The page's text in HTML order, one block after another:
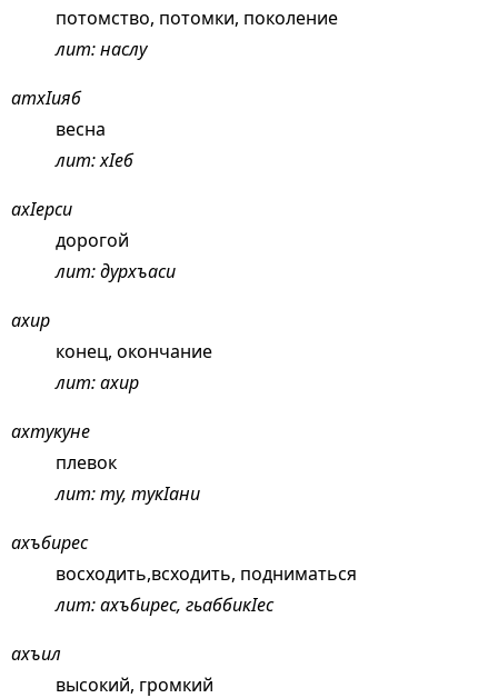
потомство, потомки, поколение
лит: наслу
атхIияб
весна
лит: хIеб
ахIерси
дорогой
лит: дурхъаси
ахир
конец, окончание
лит: ахир
ахтукуне
плевок
лит: ту, тукIани
ахъбирес
восходить,всходить, подниматься
лит: ахъбирес, гьаббикIес
ахъил
высокий, громкий